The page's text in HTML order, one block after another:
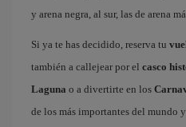
y arena negra, al sur, las de arena
Si ya te has decidido, reserva tu
también a callejear por el casco
Laguna o a divertirte en los
de los más importantes del mundo